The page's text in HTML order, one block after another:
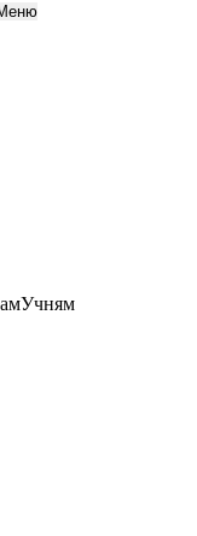
Учням